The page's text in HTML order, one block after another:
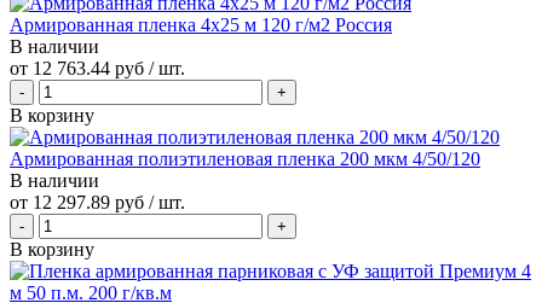
Армированная пленка 4х25 м 120 г/м2 Россия
В наличии
от 12 763.44 руб / шт.
В корзину
Армированная полиэтиленовая пленка 200 мкм 4/50/120
В наличии
от 12 297.89 руб / шт.
В корзину